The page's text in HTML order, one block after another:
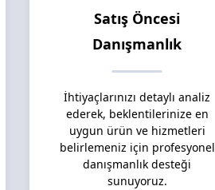
Satış Öncesi
Danışmanlık
İhtiyaçlarınızı detaylı analiz
ederek, beklentilerinize en
uygun ürün ve hizmetleri
belirlemeniz için profesyonel
danışmanlık desteği
sunuyoruz.